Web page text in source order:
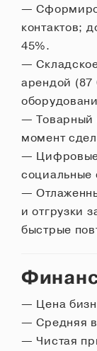
—
контактов;
45%.
—
арендой
— Товарный
момент
— Цифровые
социальные
—
и отгрузки
быстрые
— Цена
— Средняя
— Чистая